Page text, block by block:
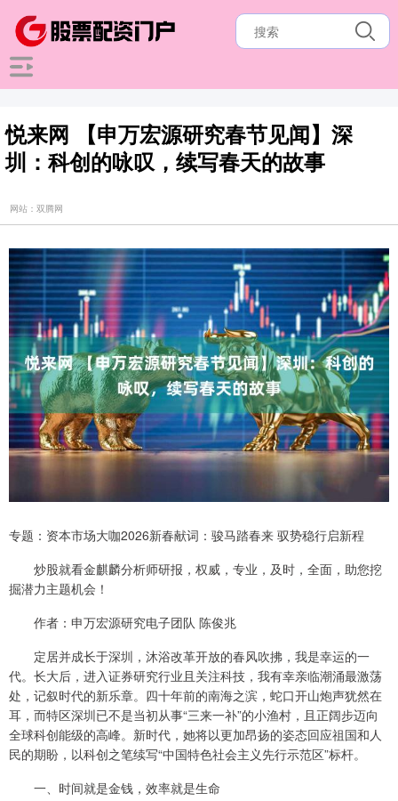
悦来网 【申万宏源研究春节见闻】深
圳：科创的咏叹，续写春天的故事
网站：双腾网
专题：资本市场大咖2026新春献词：骏马踏春来 驭势稳行启新程
炒股就看金麒麟分析师研报，权威，专业，及时，全面，助您挖
掘潜力主题机会！
作者：申万宏源研究电子团队 陈俊兆
定居并成长于深圳，沐浴改革开放的春风吹拂，我是幸运的一
代。长大后，进入证券研究行业且关注科技，我有幸亲临潮涌最激荡
处，记叙时代的新乐章。四十年前的南海之滨，蛇口开山炮声犹然在
耳，而特区深圳已不是当初从事“三来一补”的小渔村，且正阔步迈向
全球科创能级的高峰。新时代，她将以更加昂扬的姿态回应祖国和人
民的期盼，以科创之笔续写“中国特色社会主义先行示范区”标杆。
一、时间就是金钱，效率就是生命